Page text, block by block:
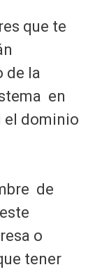
que te
de la
en
el dominio
de
o
tener